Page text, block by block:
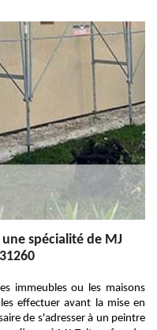
spécialité de MJ
immeubles ou les maisons
effectuer avant la mise en
de s'adresser à un peintre